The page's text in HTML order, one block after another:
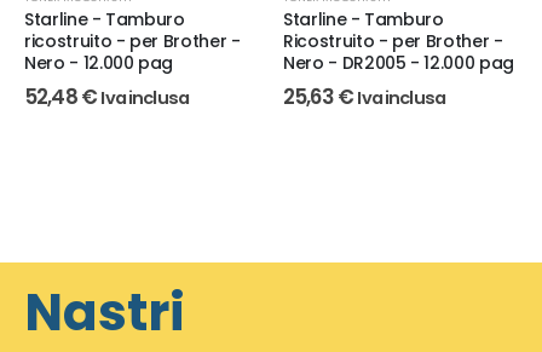
Starline - Tamburo
ricostruito - per Brother -
Nero - 12.000 pag
52,48€ Iva inclusa
Starline - Tamburo
Ricostruito - per Brother -
Nero - DR2005 - 12.000 pag
25,63€ Iva inclusa
Nastri